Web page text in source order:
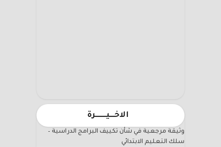
الاخـــيـــــــرة
وثيقة مرجعية في شأن تكييف البرامج الدراسية –
سلك التعليم الابتدائي